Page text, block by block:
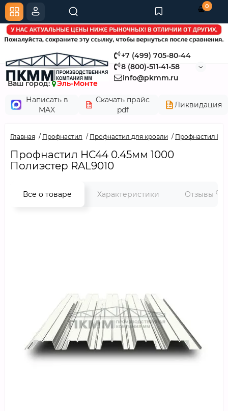
+7 (499) 705-80-44
8 (800)-511-41-58
info@pkmm.ru
Ваш город:
Эль-Монте
Написать в
MAX
Скачать прайс
pdf
Ликвидация
0
Главная Профнастил Профнастил для кровли Профнастил
Профнастил НС44 0.45мм 1000
Полиэстер RAL9010
Все о товаре Характеристики Отзывы 0